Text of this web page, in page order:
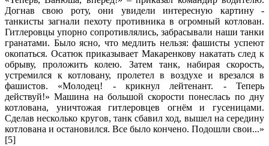
Догнав свою роту, они увидели интересную картину -
танкисты загнали пехоту противника в огромный котлован.
Гитлеровцы упорно сопротивлялись, забрасывали наши танки
гранатами. Было ясно, что медлить нельзя: фашисты успеют
окопаться. Осатюк приказывает Макаренкову накатать след к
обрыву, проложить колею. Затем танк, набирая скорость,
устремился к котловану, пролетел в воздухе и врезался в
фашистов. «Молодец! - крикнул лейтенант. - Теперь
действуй!» Машина на большой скорости понеслась по дну
котлована, уничтожая гитлеровцев огнём и гусеницами.
Сделав несколько кругов, танк сбавил ход, вышел на середину
котлована и остановился. Все было кончено. Подошли свои...»
[5]